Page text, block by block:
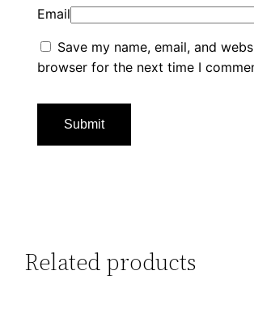
Email
Save my name, email, and
browser for the next time I
Related products